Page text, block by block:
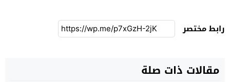
رابط مختصر
مقالات ذات صلة